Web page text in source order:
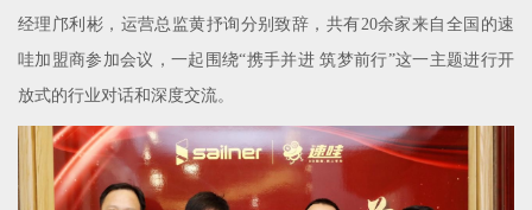
经理邝利彬，运营总监黄抒询分别致辞，共有20余家来自全国的速
哇加盟商参加会议，一起围绕“携手并进 筑梦前行”这一主题进行开
放式的行业对话和深度交流。